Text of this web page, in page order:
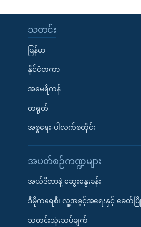
သတင်း
မြန်မာ
နိုင်ငံတကာ
အမေရိကန်
တရုတ်
အစ္စရေး-ပါလက်စတိုင်း
အပတ်စဉ်ကဏ္ဍများ
အယ်ဒီတာနဲ့ ဆွေးနွေးခန်း
ဒီမိုကရေစီ၊ လူ့အခွင့်အရေးနှင့် ခေတ်ပြို
သတင်းသုံးသပ်ချက်